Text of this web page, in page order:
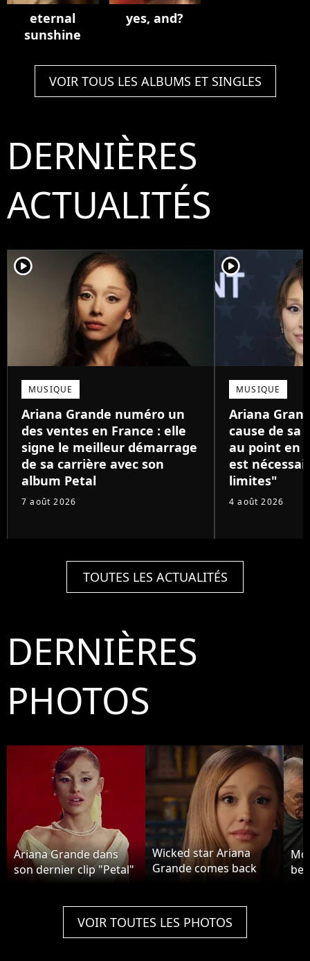
eternal
sunshine
yes, and?
VOIR TOUS LES ALBUMS ET SINGLES
DERNIÈRES
ACTUALITÉS
player2
MUSIQUE
Ariana Grande numéro un
des ventes en France : elle
signe le meilleur démarrage
de sa carrière avec son
album Petal
7 août 2026
player2
MUSIQUE
Ariana
cause de sa
au point en
est
limites"
4 août 2026
TOUTES LES ACTUALITÉS
DERNIÈRES
PHOTOS
Ariana Grande dans
son dernier clip "Petal"
Wicked star Ariana
Grande comes back
Meet The Fockers
VOIR TOUTES LES PHOTOS